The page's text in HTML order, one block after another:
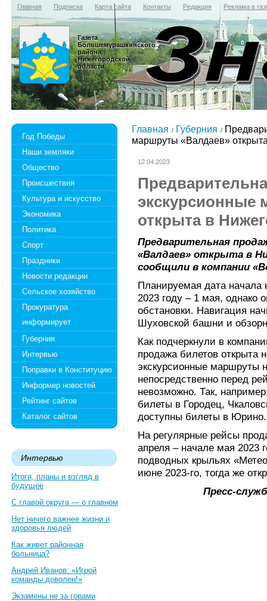
Главная Подписка Карта сайта Контакты Редакция Реклама в
Газета
Большемурашкинского
района
Нижегородской
области
Год Победы
Наши земляки
Общество
Происшествия
Культура и искусство
Экономика
Политика
Спорт
Праздники
Новости редакции
Сельское хозяйство
Прокуратура
информирует
Губерния
Интервью
Поправки в Конституцию
Информер новостей
Рейтинг сайтов
Каталог сайтов
Интервью
Итоги, планы и взгляд в
будущее
С главой округа — о главном
Нет ничего важнее жизни и
здоровья людей
Как живет районная
больница?
Андрей Иванов: «Игрой
команды доволен!»
Экзамены не за горами
Главная Губерния
маршруты «Валдаев»
12.04.2023
экскурсионные
открыта в
Предварительная
«Валдаев» открыта в
сообщили в компании
Планируемая дата
2023 году – 1 мая, однако
обстановки. Навигация
Шуховской башни и
Как подчеркнули в
продажа билетов открыта
экскурсионные маршруты
непосредственно перед
невозможно. Так,
билеты в Городец,
доступны билеты в Юрино.
На регулярные рейсы
апреля – начале мая 2023
подводных крыльях
июне 2023-го, тогда же
Пресс-